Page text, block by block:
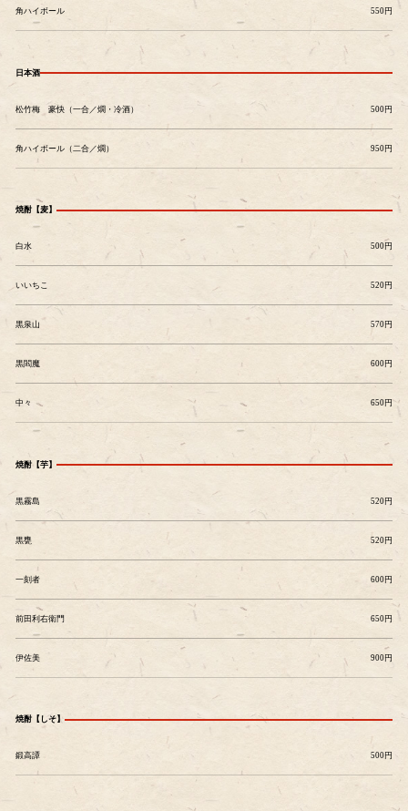
角ハイボール 550円
日本酒
松竹梅 豪快（一合／燗・冷酒） 500円
角ハイボール（二合／燗） 950円
焼酎【麦】
白水 500円
いいちこ 520円
黒泉山 570円
黒閻魔 600円
中々 650円
焼酎【芋】
黒霧島 520円
黒甕 520円
一刻者 600円
前田利右衛門 650円
伊佐美 900円
焼酎【しそ】
鍛高譚 500円